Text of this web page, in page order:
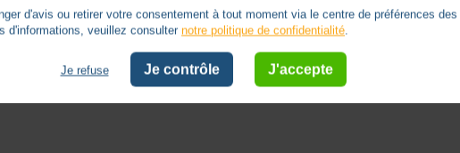
d'avis ou retirer votre consentement à tout moment via le centre de préférences des
d'informations, veuillez consulternotre politique de confidentialité.
Je refuse Je contrôle J'accepte